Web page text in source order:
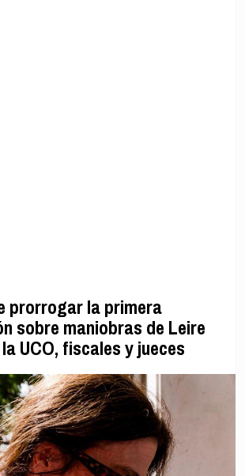
prorrogar la primera
sobre maniobras de Leire
UCO, fiscales y jueces